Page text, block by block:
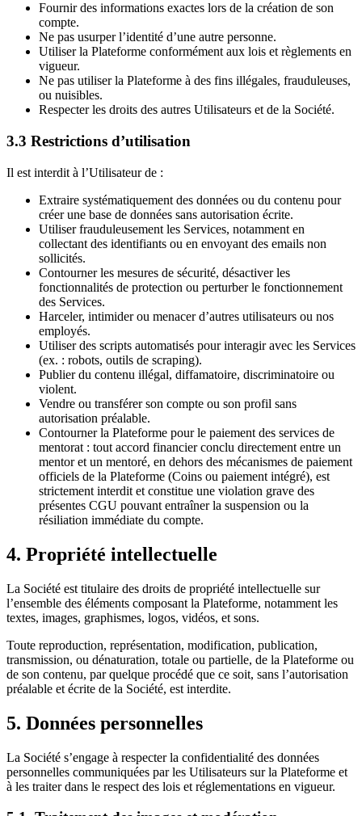
Fournir des informations exactes lors de la création de son
compte.
Ne pas usurper l’identité d’une autre personne.
Utiliser la Plateforme conformément aux lois et règlements en
vigueur.
Ne pas utiliser la Plateforme à des fins illégales, frauduleuses,
ou nuisibles.
Respecter les droits des autres Utilisateurs et de la Société.
3.3 Restrictions d’utilisation
Il est interdit à l’Utilisateur de :
Extraire systématiquement des données ou du contenu pour
créer une base de données sans autorisation écrite.
Utiliser frauduleusement les Services, notamment en
collectant des identifiants ou en envoyant des emails non
sollicités.
Contourner les mesures de sécurité, désactiver les
fonctionnalités de protection ou perturber le fonctionnement
des Services.
Harceler, intimider ou menacer d’autres utilisateurs ou nos
employés.
Utiliser des scripts automatisés pour interagir avec les Services
(ex. : robots, outils de scraping).
Publier du contenu illégal, diffamatoire, discriminatoire ou
violent.
Vendre ou transférer son compte ou son profil sans
autorisation préalable.
Contourner la Plateforme pour le paiement des services de
mentorat : tout accord financier conclu directement entre un
mentor et un mentoré, en dehors des mécanismes de paiement
officiels de la Plateforme (Coins ou paiement intégré), est
strictement interdit et constitue une violation grave des
présentes CGU pouvant entraîner la suspension ou la
résiliation immédiate du compte.
4. Propriété intellectuelle
La Société est titulaire des droits de propriété intellectuelle sur
l’ensemble des éléments composant la Plateforme, notamment les
textes, images, graphismes, logos, vidéos, et sons.
Toute reproduction, représentation, modification, publication,
transmission, ou dénaturation, totale ou partielle, de la Plateforme ou
de son contenu, par quelque procédé que ce soit, sans l’autorisation
préalable et écrite de la Société, est interdite.
5. Données personnelles
La Société s’engage à respecter la confidentialité des données
personnelles communiquées par les Utilisateurs sur la Plateforme et
à les traiter dans le respect des lois et réglementations en vigueur.